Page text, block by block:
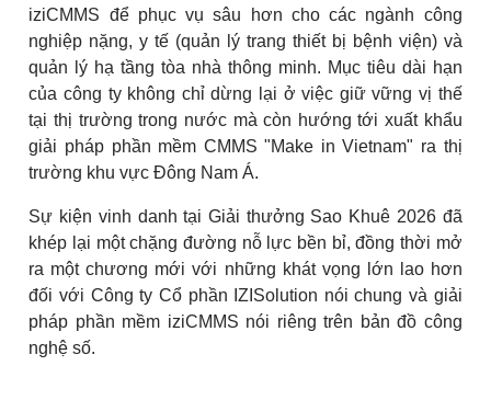
iziCMMS để phục vụ sâu hơn cho các ngành công
nghiệp nặng, y tế (quản lý trang thiết bị bệnh viện) và
quản lý hạ tầng tòa nhà thông minh. Mục tiêu dài hạn
của công ty không chỉ dừng lại ở việc giữ vững vị thế
tại thị trường trong nước mà còn hướng tới xuất khẩu
giải pháp phần mềm CMMS "Make in Vietnam" ra thị
trường khu vực Đông Nam Á.
Sự kiện vinh danh tại Giải thưởng Sao Khuê 2026 đã
khép lại một chặng đường nỗ lực bền bỉ, đồng thời mở
ra một chương mới với những khát vọng lớn lao hơn
đối với Công ty Cổ phần IZISolution nói chung và giải
pháp phần mềm iziCMMS nói riêng trên bản đồ công
nghệ số.